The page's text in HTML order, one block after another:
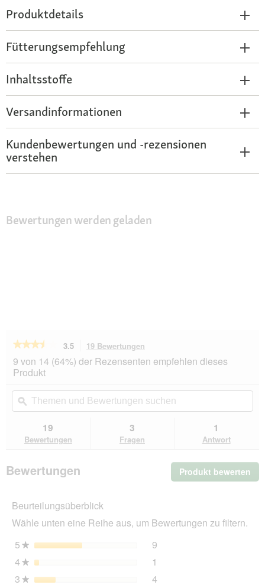
Produktdetails
Fütterungsempfehlung
Inhaltsstoffe
Versandinformationen
Kundenbewertungen und -rezensionen
verstehen
Bewertungen werden geladen
★★★★★
★★★★★
von
5
lesen
für
GOLD
Trockenfutter
Adult
Geflügel
2,5
3.5 19 Bewertungen
Aktion
du
zu
den
9 von 14 (64%) der Rezensenten empfehlen dieses
Produkt
Themen
und
Bewertungen
ϙ
19
Bewertungen
3
Fragen
1
Antwort
Bewertungen Produkt bewerten
Mit
Beurteilungsüberblick
Wähle unten eine Reihe aus, um Bewertungen zu filtern.
5★ Sterne 9
4★ Sterne 1
3★ Sterne 4